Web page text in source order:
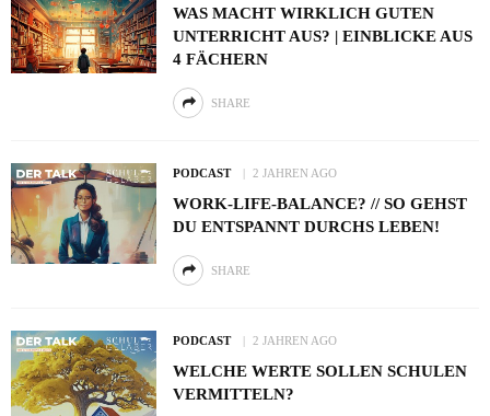
WAS MACHT WIRKLICH GUTEN
UNTERRICHT AUS? | EINBLICKE AUS
4 FÄCHERN
SHARE
PODCAST 2 JAHREN AGO
WORK-LIFE-BALANCE? // SO GEHST
DU ENTSPANNT DURCHS LEBEN!
SHARE
PODCAST 2 JAHREN AGO
WELCHE WERTE SOLLEN SCHULEN
VERMITTELN?